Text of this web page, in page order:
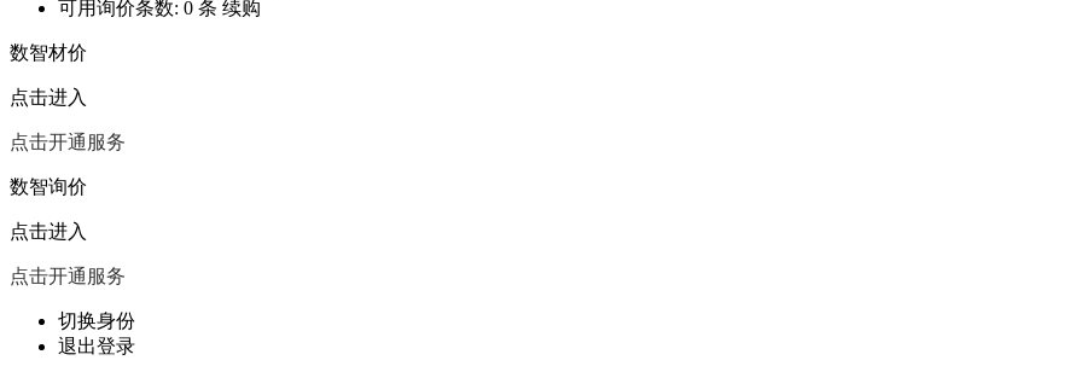
可用询价条数: 0 条 续购
数智材价
点击进入
点击开通服务
数智询价
点击进入
点击开通服务
切换身份
退出登录